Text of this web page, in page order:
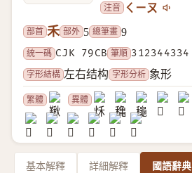
注音 ㄑㄧㄡ
部首 禾 部外 5 總筆畫 9
統一碼 CJK 79CB 筆順 312344334
字形結構 左右结构 字形分析 象形
繁體 異體
基本解釋 詳細解釋 國語辭典